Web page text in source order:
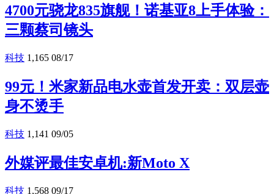
4700元骁龙835旗舰！诺基亚8上手体验：
三颗蔡司镜头
科技 1,165 08/17
99元！米家新品电水壶首发开卖：双层壶
身不烫手
科技 1,141 09/05
外媒评最佳安卓机:新Moto X
科技 1,568 09/17